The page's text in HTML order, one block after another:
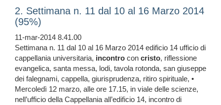
2. Settimana n. 11 dal 10 al 16 Marzo 2014
(95%)
11-mar-2014 8.41.00
Settimana n. 11 dal 10 al 16 Marzo 2014 edificio 14 ufficio di
cappellania universitaria, incontro con cristo, riflessione
evangelica, santa messa, lodi, tavola rotonda, san giuseppe
dei falegnami, cappella, giurisprudenza, ritiro spirituale, •
Mercoledì 12 marzo, alle ore 17.15, in viale delle scienze,
nell’ufficio della Cappellania all’edificio 14, incontro di